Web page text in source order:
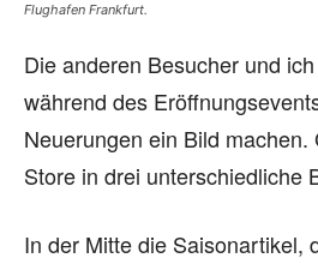
Flughafen Frankfurt.
Die anderen Besucher und
während des
Neuerungen ein Bild
Store in drei unterschiedliche
In der Mitte die Saisonartikel,